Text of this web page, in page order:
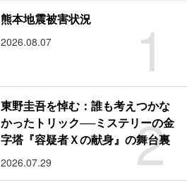
1
熊本地震被害状況
2026.08.07
2
東野圭吾を悼む：誰も考えつかな
かったトリック──ミステリーの金
字塔『容疑者Ｘの献身』の舞台裏
2026.07.29